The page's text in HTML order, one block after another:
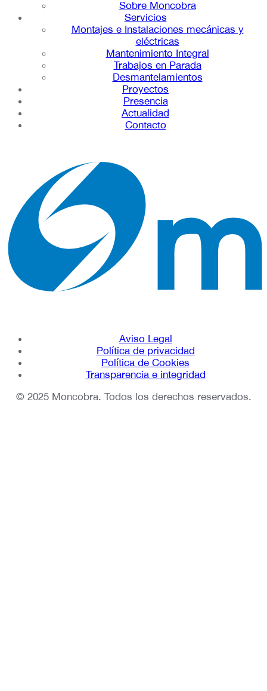
Sobre Moncobra
Servicios
Montajes e Instalaciones mecánicas y
eléctricas
Mantenimiento Integral
Trabajos en Parada
Desmantelamientos
Proyectos
Presencia
Actualidad
Contacto
Aviso Legal
Política de privacidad
Política de Cookies
Transparencia e integridad
© 2025 Moncobra. Todos los derechos reservados.